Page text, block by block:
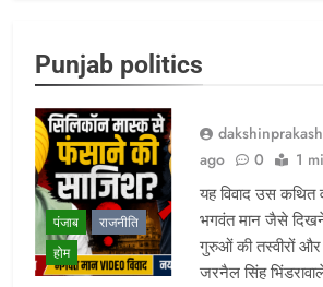
Punjab politics
पंजाब
राजनीति
होम
ago
0 1
यह विवाद उस कथित
भगवंत मान जैसे
गुरुओं की तस्वीरों और
जरनैल सिंह